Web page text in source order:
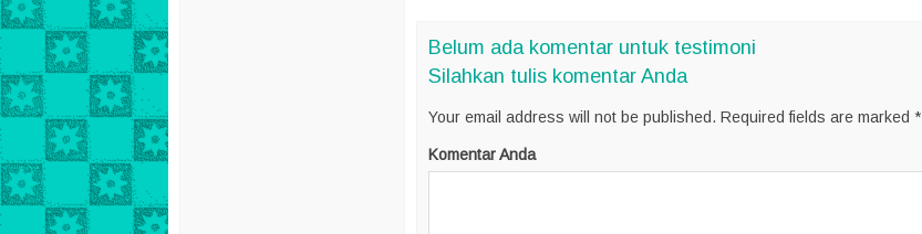
Belum ada komentar untuk testimoni
Silahkan tulis komentar Anda
Your email address will not be published. Required fields are marked *
Komentar Anda